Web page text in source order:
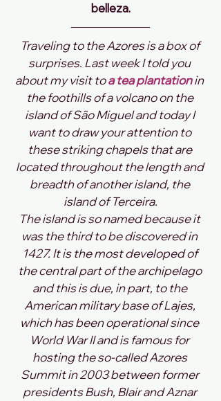
belleza.
Traveling to the Azores is a box of
surprises. Last week I told you
about my visit to a tea plantation in
the foothills of a volcano on the
island of São Miguel and today I
want to draw your attention to
these striking chapels that are
located throughout the length and
breadth of another island, the
island of Terceira.
The island is so named because it
was the third to be discovered in
1427. It is the most developed of
the central part of the archipelago
and this is due, in part, to the
American military base of Lajes,
which has been operational since
World War II and is famous for
hosting the so-called Azores
Summit in 2003 between former
presidents Bush, Blair and Aznar